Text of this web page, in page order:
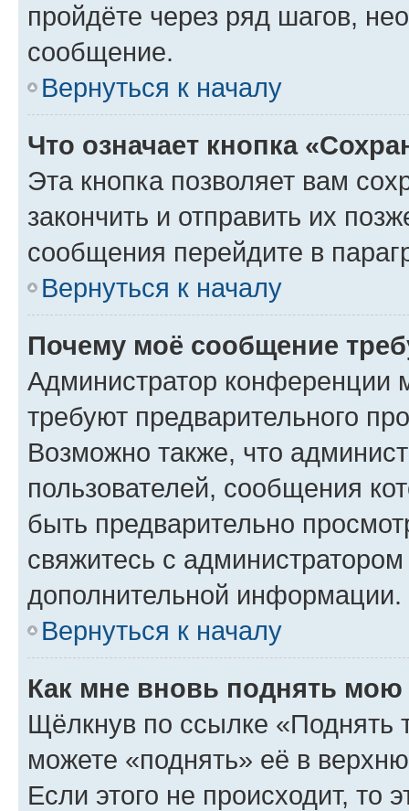
пройдёте через ряд шагов,
сообщение.
Вернуться к началу
Что означает кнопка
Эта кнопка позволяет вам
закончить и отправить их
сообщения перейдите в
Вернуться к началу
Почему моё сообщение
Администратор конференции
требуют предварительного
Возможно также, что
пользователей, сообщения
быть предварительно
свяжитесь с
дополнительной информации.
Вернуться к началу
Как мне вновь поднять мою
Щёлкнув по ссылке «Поднять
можете «поднять» её в
Если этого не происходит, то